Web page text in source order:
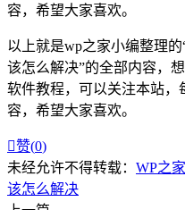
容，希望大家喜欢。
以上就是wp之家小编整理
该怎么解决”的全部内容，
软件教程，可以关注本站，
容，希望大家喜欢。
赞(0)
未经允许不得转载： WP之家
该怎么解决